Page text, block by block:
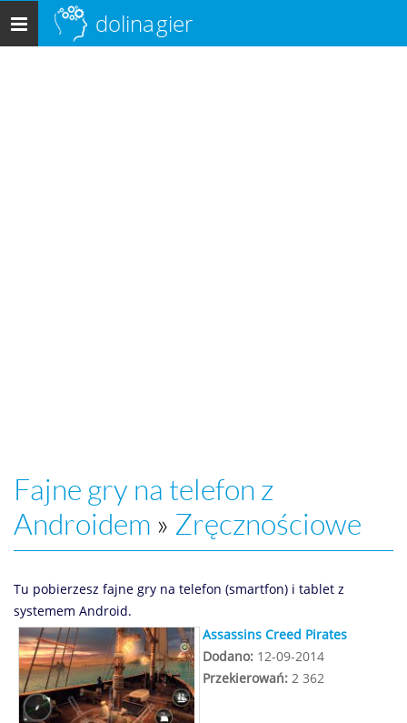
Menu
główne
dolinagier
Fajne gry na telefon z
Androidem » Zręcznościowe
Tu pobierzesz fajne gry na telefon (smartfon) i tablet z
systemem Android.
Assassins Creed Pirates
Dodano: 12-09-2014
Przekierowań: 2 362